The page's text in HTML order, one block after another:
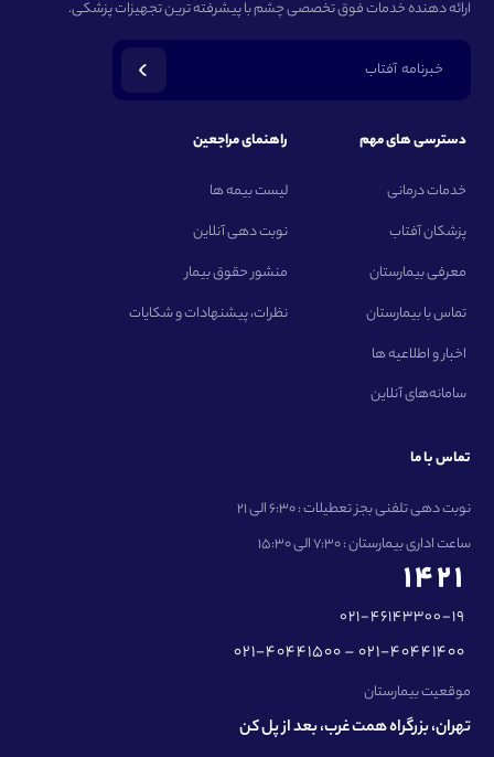
ارائه دهنده خدمات فوق تخصصی چشم با پیشرفته ترین تجهیزات پزشکی.
خبرنامه آفتاب
دسترسی های مهم
خدمات درمانی
پزشکان آفتاب
معرفی بیمارستان
تماس با بیمارستان
اخبار و اطلاعیه ها
سامانه‌های آنلاین
راهنمای مراجعین
لیست بیمه ها
نوبت دهی آنلاین
منشور حقوق بیمار
نظرات، پیشنهادات و شکایات
تماس با ما
نوبت دهی تلفنی بجز تعطیلات : 6:30 الی 21
ساعت اداری بیمارستان : 7:30 الی 15:30
1421
021-46143300-19
021-40441500 – 021-40441400
موقعیت بیمارستان
تهران، بزرگراه همت غرب، بعد از پل کن